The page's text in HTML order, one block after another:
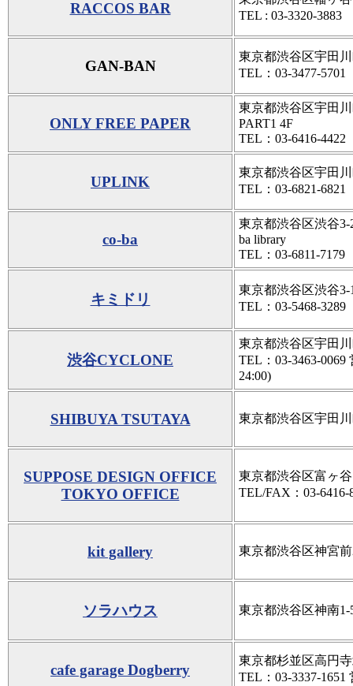
RACCOS BAR
TEL : 03-3320-
GAN-BAN
東京都渋谷区宇田川
TEL：03-3477-5701
ONLY FREE PAPER
東京都渋谷区宇田
PART1 4F
TEL：03-6416-4422
UPLINK
東京都渋谷区宇田
TEL：03-6821-6821
co-ba
東京都渋谷区渋谷3-
ba library
TEL：03-6811-7179
キミドリ
東京都渋谷区渋谷3-
TEL：03-5468-3289
渋谷CYCLONE
東京都渋谷区宇田
TEL：03-3463-
24:00)
SHIBUYA TSUTAYA 東京都渋谷区宇田
SUPPOSE DESIGN OFFICE
TOKYO OFFICE
東京都渋谷区富ヶ谷
TEL/FAX：03-6416-
kit gallery 東京都渋谷区神宮
ソラハウス 東京都渋谷区神南1-
cafe garage Dogberry
東京都杉並区高円寺
TEL：03-3337-1651